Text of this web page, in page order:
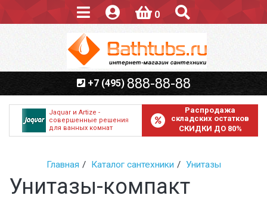
0
+7 (495) 888-88-88
Распродажа
складских остатков
СКИДКИ ДО 80%
Jaquar и Artize -
совершенные решения
для ванных комнат
Главная Каталог сантехники Унитазы
Унитазы-компакт